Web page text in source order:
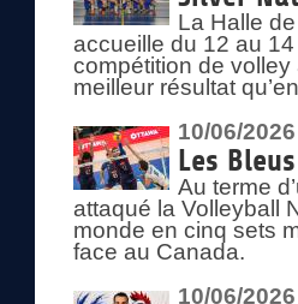
La Halle
accueille du 12 au
compétition de
meilleur résultat
10/06/2026
Les
Au terme
attaqué la Volleyball
monde en cinq sets
face au Canada.
10/06/2026